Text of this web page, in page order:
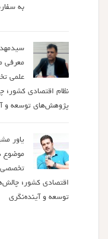
به
معرفی
علمی
نظام اقتصادی کشور؛
پژوهش‌های توسعه و
یاور
موضوع
تخصصی
اقتصادی کشور؛
توسعه و آینده‌نگری